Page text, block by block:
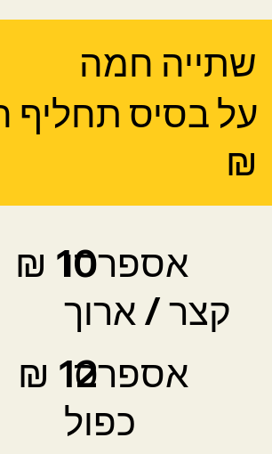
שתייה חמה
על בסיס תחליף
₪
10 ₪
אספרסו
קצר / ארוך
12 ₪
אספרסו
כפול